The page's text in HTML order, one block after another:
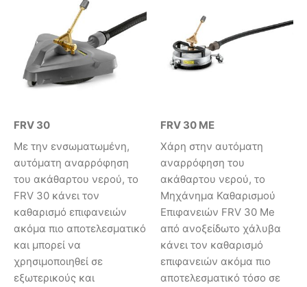
FRV 30
Με την ενσωματωμένη,
αυτόματη αναρρόφηση
του ακάθαρτου νερού, το
FRV 30 κάνει τον
καθαρισμό επιφανειών
ακόμα πιο αποτελεσματικό
και μπορεί να
χρησιμοποιηθεί σε
εξωτερικούς και
FRV 30 ME
Χάρη στην αυτόματη
αναρρόφηση του
ακάθαρτου νερού, το
Μηχάνημα Καθαρισμού
Επιφανειών FRV 30 Me
από ανοξείδωτο χάλυβα
κάνει τον καθαρισμό
επιφανειών ακόμα πιο
αποτελεσματικό τόσο σε